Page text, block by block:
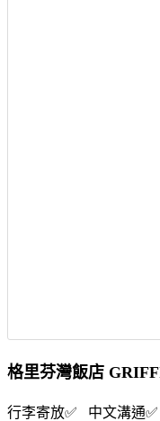
格里芬灣飯店
行李寄放✅ 中文溝通✅